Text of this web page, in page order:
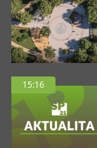
15:16